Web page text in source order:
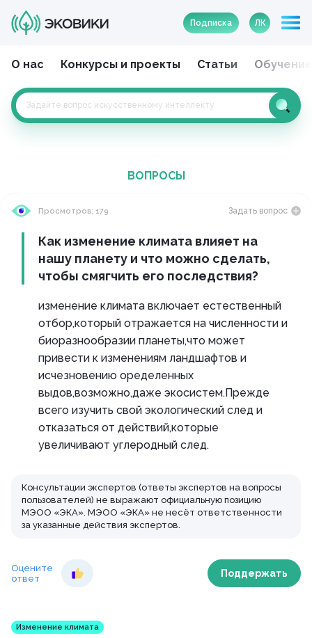
Подписка ЛК
О нас Конкурсы и проекты Статьи Обучение
ВОПРОСЫ
Просмотров: 179 Задать вопрос
Как изменение климата влияет на
нашу планету и что можно сделать,
чтобы смягчить его последствия?
изменение климата включает естественный
отбор,который отражается на численности и
биоразнообразии планеты,что может
привести к изменениям ландшафтов и
исчезновению оределенных
выдов,возможно,даже экосистем.Прежде
всего изучить свой экологический след и
отказаться от действий,которые
увеличивают углеродный след.
Консультации экспертов (ответы экспертов на вопросы
пользователей) не выражают официальную позицию
МЭОО «ЭКА». МЭОО «ЭКА» не несёт ответственности
за указанные действия экспертов.
Оцените
ответ
Поддержать
Изменение климата